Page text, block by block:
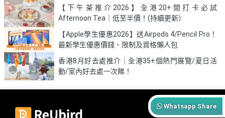
Whatsapp Share
【下午茶推介2026】全港20+間打卡必試
Afternoon Tea｜低至半價！(持續更新）
【Apple學生優惠2026】送Airpods 4/Pencil Pro！
最新學生優惠價錢、限制及資格懶人包
香港8月好去處推介｜全港35+個熱門展覽/夏日活
動/室內好去處一次睇！